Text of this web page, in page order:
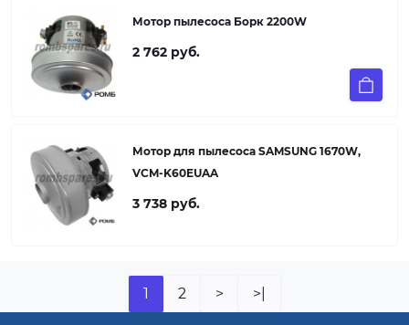
Мотор пылесоса Борк 2200W
2 762 руб.
Мотор для пылесоса SAMSUNG 1670W,
VCM-K60EUAA
3 738 руб.
1 2 > >|